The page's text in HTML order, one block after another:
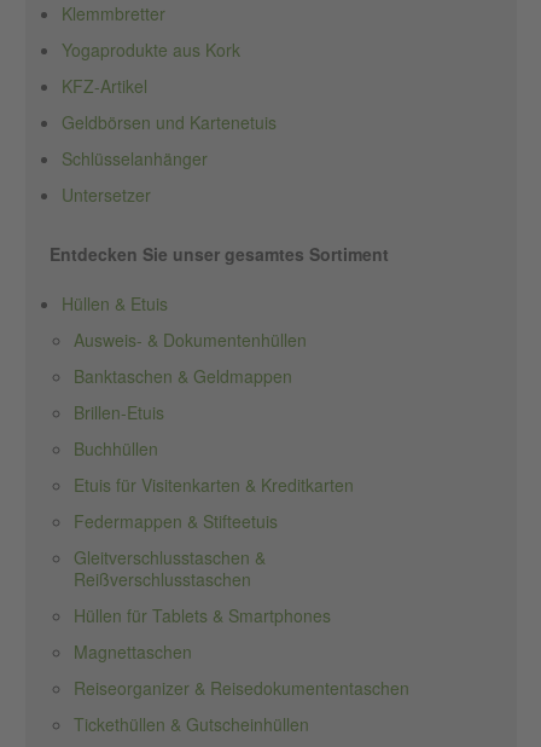
Klemmbretter
Yogaprodukte aus Kork
KFZ-Artikel
Geldbörsen und Kartenetuis
Schlüsselanhänger
Untersetzer
Entdecken Sie unser gesamtes Sortiment
Hüllen & Etuis
Ausweis- & Dokumentenhüllen
Banktaschen & Geldmappen
Brillen-Etuis
Buchhüllen
Etuis für Visitenkarten & Kreditkarten
Federmappen & Stifteetuis
Gleitverschlusstaschen &
Reißverschlusstaschen
Hüllen für Tablets & Smartphones
Magnettaschen
Reiseorganizer & Reisedokumententaschen
Tickethüllen & Gutscheinhüllen